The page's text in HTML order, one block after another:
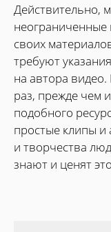
Действительно,
своих
требуют
на автора
раз, прежде чем
подобного
простые клипы и
и творчества
знают и ценят